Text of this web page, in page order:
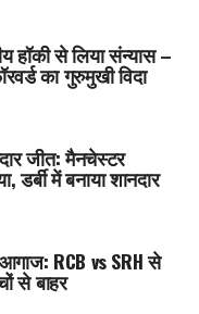
हॉकी से लिया संन्यास –
का गुरुमुखी विदा
जीत: मैनचेस्टर
में बनाया शानदार
RCB vs SRH से
से बाहर